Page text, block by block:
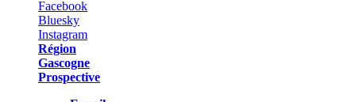
Région
Gascogne
Prospective